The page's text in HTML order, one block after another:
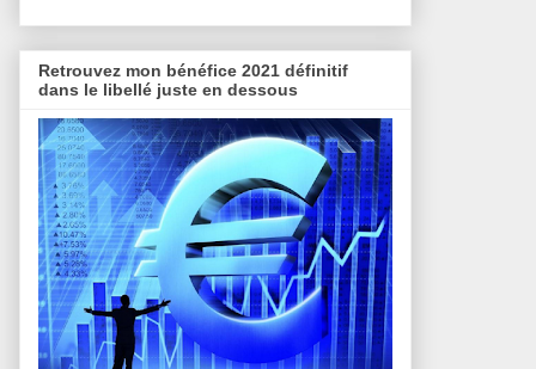
Retrouvez mon bénéfice 2021 définitif
dans le libellé juste en dessous